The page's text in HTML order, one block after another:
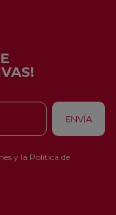
y la Política de